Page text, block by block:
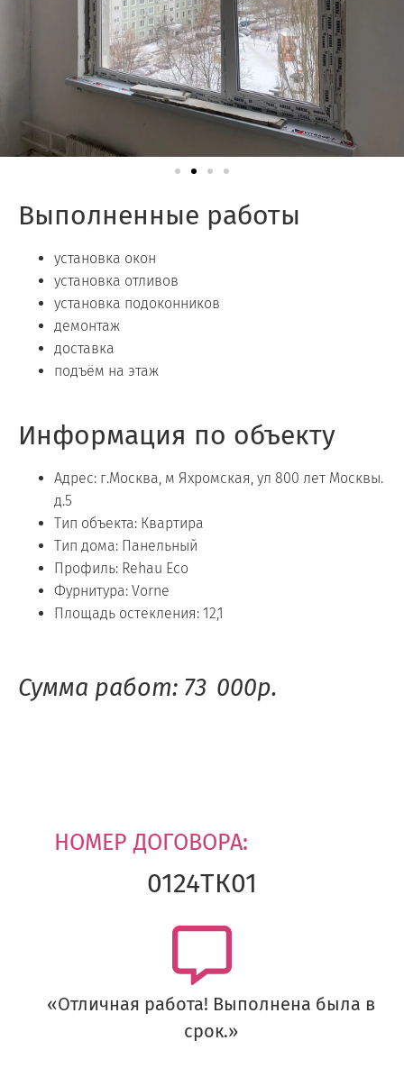
Выполненные работы
установка окон
установка отливов
установка подоконников
демонтаж
доставка
подъём на этаж
Информация по объекту
Адрес: г.Москва, м Яхромская, ул 800 лет Москвы.
д.5
Тип объекта: Квартира
Тип дома: Панельный
Профиль: Rehau Eco
Фурнитура: Vorne
Площадь остекления: 12,1
Сумма работ: 73 000р.
НОМЕР ДОГОВОРА:
0124ТК01
«Отличная работа! Выполнена была в
срок.»